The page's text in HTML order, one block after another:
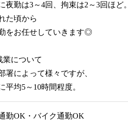
夜勤は3～4回、拘束は2～3回ほど。
た頃から
をお任せしていきます◎
業について
署によって様々ですが、
平均5～10時間程度。
勤OK・バイク通勤OK